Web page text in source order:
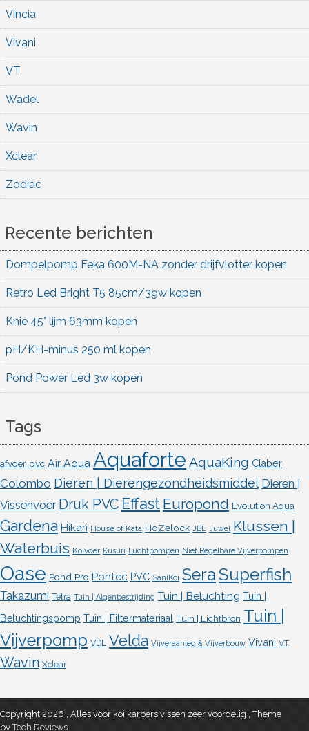
Vincia
Vivani
VT
Wadel
Wavin
Xclear
Zodiac
Recente berichten
Dompelpomp Feka 600M-NA zonder drijfvlotter kopen
Retro Led Bright T5 85cm/39w kopen
Knie 45° lijm 63mm kopen
pH/KH-minus 250 ml kopen
Pond Power Led 3w kopen
Tags
afvoer pvc Air Aqua Aquaforte AquaKing Claber
Colombo Dieren | Dierengezondheidsmiddel Dieren |
Vissenvoer Druk PVC Effast Europond Evolution Aqua
Gardena Hikari House of Kata HoZelock JBL Juwel Klussen |
Waterbuis Koivoer Kusuri Luchtpompen Niet Regelbare Vijverpompen
Oase Pond Pro Pontec PVC SaniKoi SeraSuperfish
Takazumi Tetra Tuin | Algenbestrijding Tuin | Beluchting Tuin |
Beluchtingspomp Tuin | Filtermateriaal Tuin | Lichtbron Tuin |
Vijverpomp VDL Velda Vijveraanleg & Vijverbouw Vivani VT
Wavin Xclear
Copyright 2026 , Alles voor koi karpers vissen zeer voordelig ,Theme
byTech Reviews